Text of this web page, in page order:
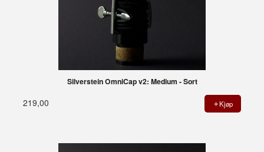
Silverstein OmniCap v2: Medium - Sort
219,00 Kjøp